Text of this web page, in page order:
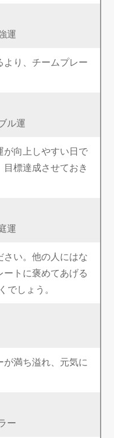
運
り、チームプレー
ル運
が向上しやすい日で
標達成させておき
運
い。他の人にはな
トに褒めてあげる
でしょう。
満ち溢れ、元気に
ー